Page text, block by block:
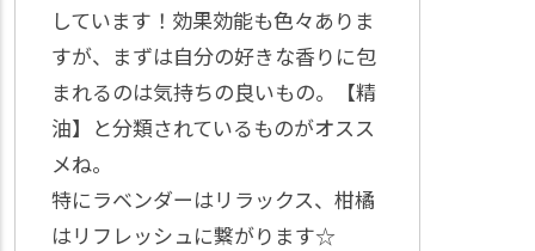
しています！効果効能も色々ありま
すが、まずは自分の好きな香りに包
まれるのは気持ちの良いもの。【精
油】と分類されているものがオスス
メね。
特にラベンダーはリラックス、柑橘
はリフレッシュに繋がります☆